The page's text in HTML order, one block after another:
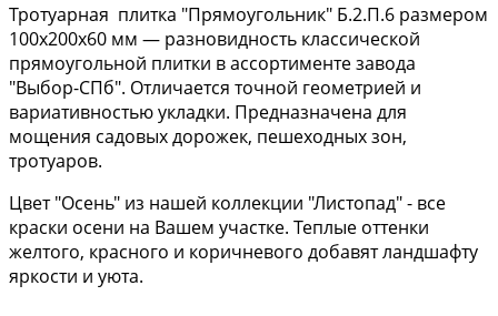
Тротуарная плитка "Прямоугольник" Б.2.П.6 размером
100х200х60 мм — разновидность классической
прямоугольной плитки в ассортименте завода
"Выбор-СПб". Отличается точной геометрией и
вариативностью укладки. Предназначена для
мощения садовых дорожек, пешеходных зон,
тротуаров.
Цвет "Осень" из нашей коллекции "Листопад" - все
краски осени на Вашем участке. Теплые оттенки
желтого, красного и коричневого добавят ландшафту
яркости и уюта.